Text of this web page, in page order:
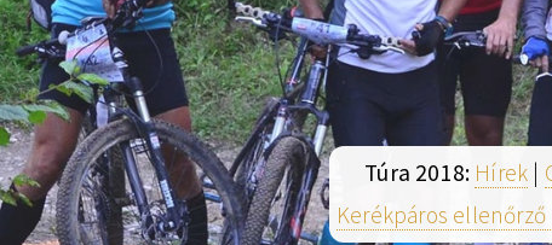
Túra 2018: Hírek |
Kerékpáros